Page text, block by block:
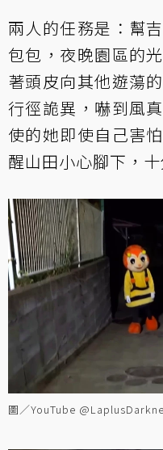
兩人的任務是：幫
包包，夜晚園區的
著頭皮向其他遊蕩
行徑詭異，嚇到風
使的她即使自己害
醒山田小心腳下，十
圖／YouTube